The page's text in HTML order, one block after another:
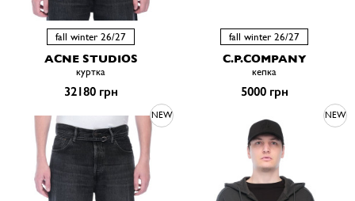
fall winter 26/27
ACNE STUDIOS
куртка
32180 грн
fall winter 26/27
C.P.COMPANY
кепка
5000 грн
NEW NEW